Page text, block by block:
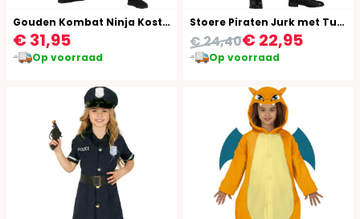
Gouden Kombat Ninja Kostuum Kind
€ 31,95
Op voorraad
Stoere Piraten Jurk met Tutu Meisje
€ 22,95
€ 24,40
Op voorraad